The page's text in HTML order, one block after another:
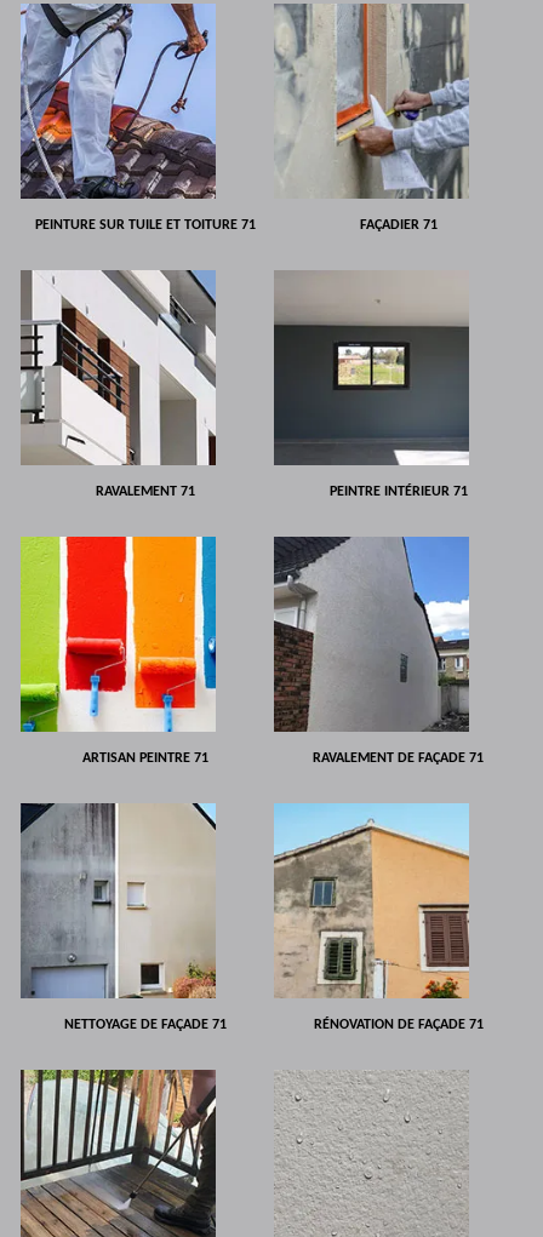
PEINTURE SUR TUILE ET TOITURE 71 FAÇADIER 71
RAVALEMENT 71 PEINTRE INTÉRIEUR 71
ARTISAN PEINTRE 71 RAVALEMENT DE FAÇADE 71
NETTOYAGE DE FAÇADE 71 RÉNOVATION DE FAÇADE 71